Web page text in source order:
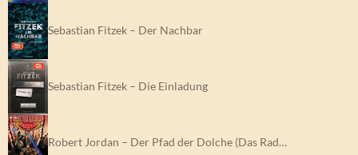
Sebastian Fitzek – Der Nachbar
Sebastian Fitzek – Die Einladung
Robert Jordan – Der Pfad der Dolche (Das Rad…